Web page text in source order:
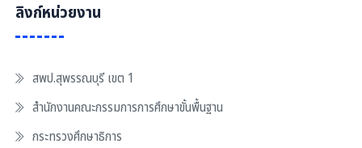
ลิงก์หน่วยงาน
สพป.สุพรรณบุรี เขต 1
สำนักงานคณะกรรมการการศึกษาขั้นพื้นฐาน
กระทรวงศึกษาธิการ